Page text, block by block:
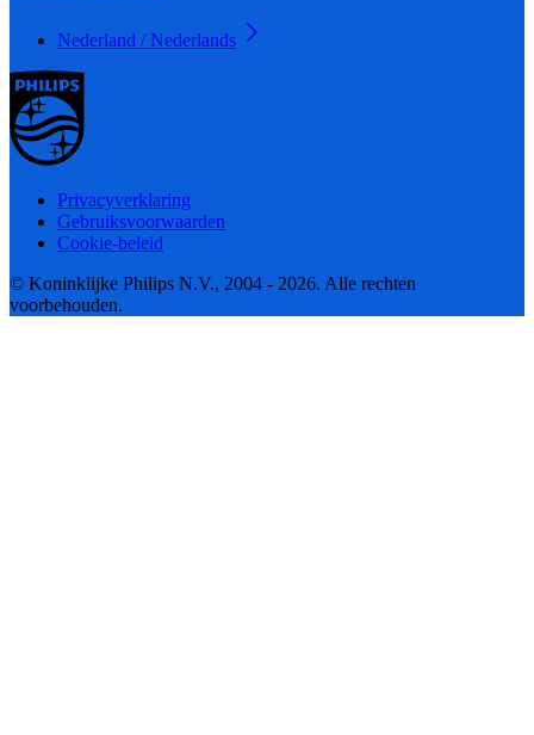
Nederland / Nederlands
Privacyverklaring
Gebruiksvoorwaarden
Cookie-beleid
© Koninklijke Philips N.V., 2004 - 2026. Alle rechten
voorbehouden.